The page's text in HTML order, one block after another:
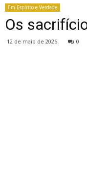
Em Espírito e Verdade
Os
12 de maio de 2026 0